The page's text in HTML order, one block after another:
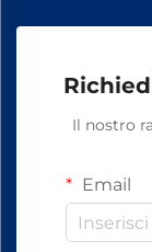
Il nostro
Email